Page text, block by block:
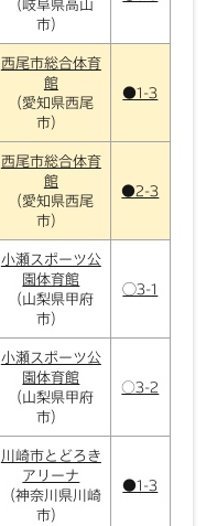
（岐阜県高山
市）
西尾市総合体育
館
（愛知県西尾
市）
●1-3
西尾市総合体育
館
（愛知県西尾
市）
●2-3
小瀬スポーツ公
園体育館
（山梨県甲府
市）
◯3-1
小瀬スポーツ公
園体育館
（山梨県甲府
市）
○3-2
川崎市とどろき
アリーナ
（神奈川県川崎
市）
●1-3